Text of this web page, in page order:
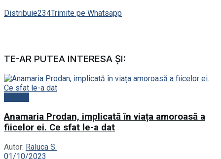
Distribuie234Trimite pe Whatsapp
TE-AR PUTEA INTERESA ȘI:
Anamaria Prodan, implicată în viața amoroasă a
fiicelor ei. Ce sfat le-a dat
Autor: Raluca S.
01/10/2023